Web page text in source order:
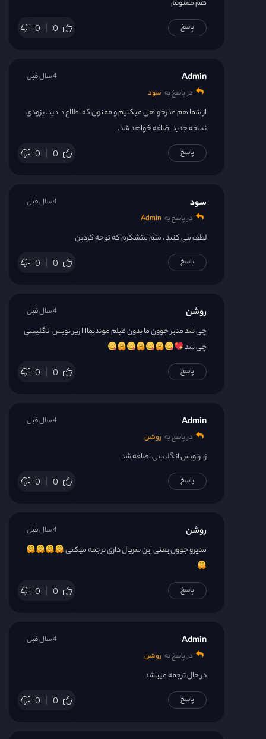
هم ممنونم
0 0 پاسخ
Admin
در پاسخ به سود
از شما هم عذرخواهی میکنیم و ممنون که اطلاع دادید. بزودی
نسخه جدید اضافه خواهد شد.
0 0
4 سال قبل
پاسخ
سود
در پاسخ به Admin
لطف می کنید ، منم متشکرم که توجه کردین
0 0
4 سال قبل
پاسخ
روشن
چی شد مدیر جوون ما بدون فیلم موندیماااا زیر نویس انگلیسی
چی شد
0 0
4 سال قبل
پاسخ
Admin
در پاسخ به روشن
زیرنویس انگلیسی اضافه شد
0 0
4 سال قبل
پاسخ
روشن
مدیرو جوون یعنی این سریال داری ترجمه میکنی
0 0
4 سال قبل
پاسخ
Admin
در پاسخ به روشن
در حال ترجمه میباشد
0 0
4 سال قبل
پاسخ